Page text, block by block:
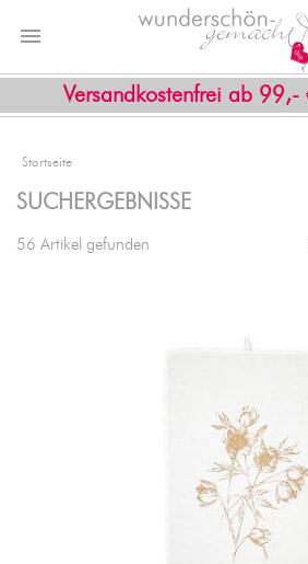
Versandkostenfrei ab 99,-

Startseite
SUCHERGEBNISSE
56 Artikel gefunden